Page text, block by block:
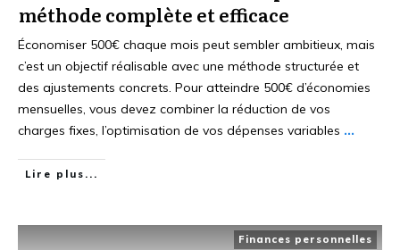
méthode complète et efficace
Économiser 500€ chaque mois peut sembler ambitieux, mais
c’est un objectif réalisable avec une méthode structurée et
des ajustements concrets. Pour atteindre 500€ d’économies
mensuelles, vous devez combiner la réduction de vos
charges fixes, l’optimisation de vos dépenses variables ...
Lire plus...
Finances personnelles